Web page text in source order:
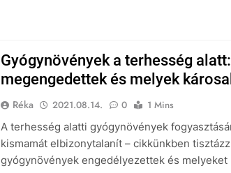
Gyógynövények a terhesség
megengedettek és melyek
Réka 2021.08.14. 0
1 Mins
A terhesség alatti gyógynövények
kismamát elbizonytalanít – cikkünkben
gyógynövények engedélyezettek és melyeket